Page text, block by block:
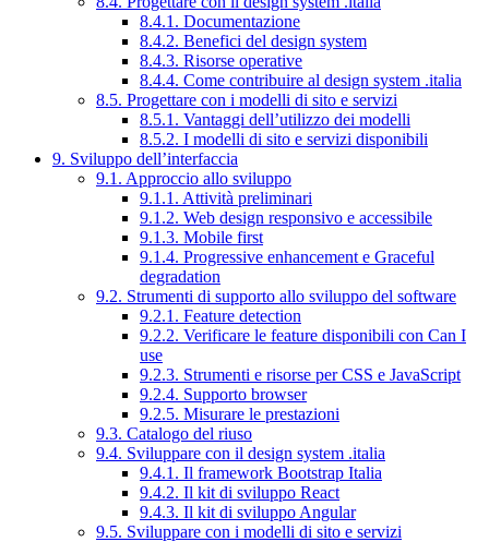
8.4.1. Documentazione
8.4.2. Benefici del design system
8.4.3. Risorse operative
8.4.4. Come contribuire al design system .italia
8.5. Progettare con i modelli di sito e servizi
8.5.1. Vantaggi dell’utilizzo dei modelli
8.5.2. I modelli di sito e servizi disponibili
9. Sviluppo dell’interfaccia
9.1. Approccio allo sviluppo
9.1.1. Attività preliminari
9.1.2. Web design responsivo e accessibile
9.1.3. Mobile first
9.1.4. Progressive enhancement e Graceful
degradation
9.2. Strumenti di supporto allo sviluppo del software
9.2.1. Feature detection
9.2.2. Verificare le feature disponibili con Can I
use
9.2.3. Strumenti e risorse per CSS e JavaScript
9.2.4. Supporto browser
9.2.5. Misurare le prestazioni
9.3. Catalogo del riuso
9.4. Sviluppare con il design system .italia
9.4.1. Il framework Bootstrap Italia
9.4.2. Il kit di sviluppo React
9.4.3. Il kit di sviluppo Angular
9.5. Sviluppare con i modelli di sito e servizi